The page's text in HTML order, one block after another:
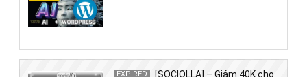
EXPIRED
[SOCIOLLA] – Giảm 40K cho